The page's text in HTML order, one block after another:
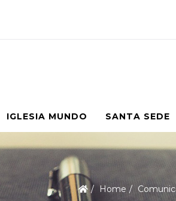
IGLESIA MUNDO SANTA SEDE
Home